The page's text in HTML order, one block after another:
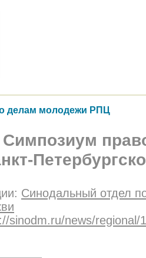
делам молодежи РПЦ
Симпозиум
Синодальный отдел
sinodm.ru/news/regional/